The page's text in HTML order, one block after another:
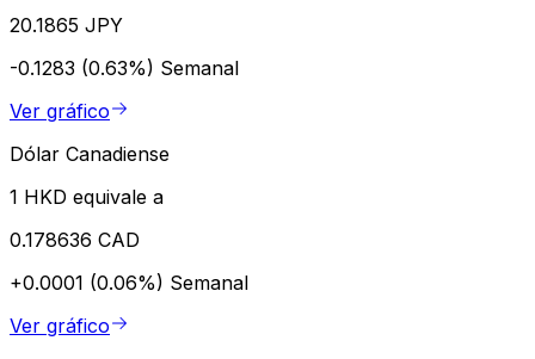
20.1865 JPY
-0.1283 (0.63%) Semanal
Ver gráfico
Dólar Canadiense
1 HKD equivale a
0.178636 CAD
+0.0001 (0.06%) Semanal
Ver gráfico